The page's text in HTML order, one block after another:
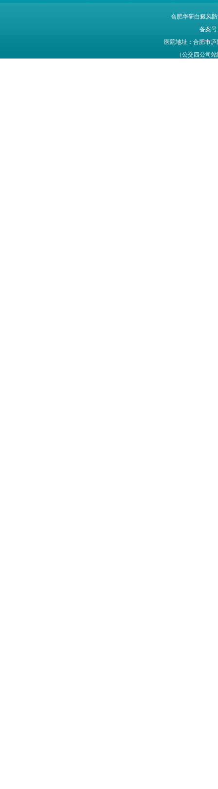
合肥华研白癜风
备案号
医院地址：合肥市
（公交四公司